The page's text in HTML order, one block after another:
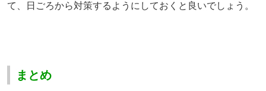
て、日ごろから対策するようにしておくと良いでしょう。
まとめ